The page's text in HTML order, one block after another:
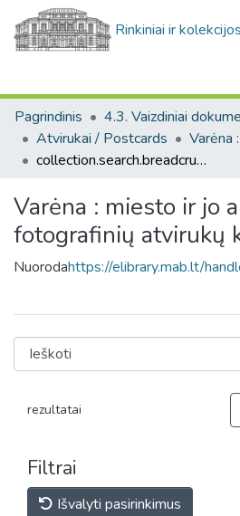
Rinkiniai ir kolekcijos
Pagrindinis
Atvirukai / Postcards
collection.search.breadcrumbs
Varėna : miesto ir jo
fotografinių atvirukų
Nuorodahttps://elibrary.mab.lt/
rezultatai
Filtrai
Išvalyti pasirinkimus